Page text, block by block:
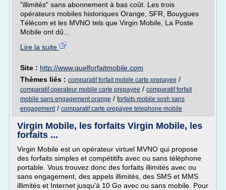
"illimités" sans abonnement à bas coût. Les trois
opérateurs mobiles historiques Orange, SFR, Bouygues
Télécom et les MVNO tels que Virgin Mobile, La Poste
Mobile ont dû...
Lire la suite
Site : http://www.quelforfaitmobile.com
Thèmes liés : comparatif forfait mobile carte prepayee /
comparatif operateur mobile carte prepayee / comparatif forfait
mobile sans engagement orange / forfaits mobile sosh sans
engagement/ comparatif carte prepayee telephone mobile
Virgin Mobile, les forfaits Virgin Mobile, les
forfaits ...
Virgin Mobile est un opérateur virtuel MVNO qui propose
des forfaits simples et compétitifs avec ou sans téléphone
portable. Vous trouvez donc des forfaits illimités avec ou
sans engagement, des appels illimités, des SMS et MMS
illimités et Internet jusqu'à 10 Go avec ou sans mobile. Pour